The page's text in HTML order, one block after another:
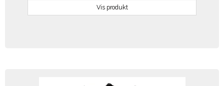
Vis produkt